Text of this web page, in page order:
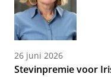
26 juni 2026
Stevinpremie voor